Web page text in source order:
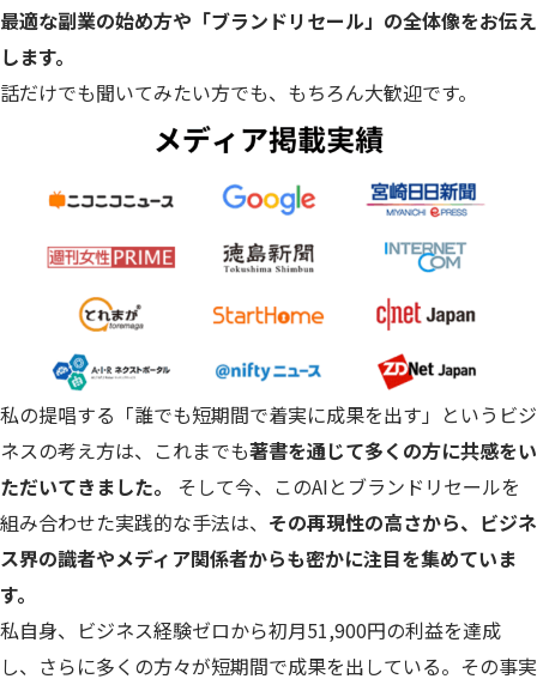
最適な副業の始め方や「ブランドリセール」の全体像をお伝え
します。
話だけでも聞いてみたい方でも、もちろん大歓迎です。
私の提唱する「誰でも短期間で着実に成果を出す」というビジ
ネスの考え方は、これまでも著書を通じて多くの方に共感をい
ただいてきました。
そして今、このAIとブランドリセールを
組み合わせた実践的な手法は、 その再現性の高さから、ビジネ
ス界の識者やメディア関係者からも密かに注目を集めていま
す。
私自身、ビジネス経験ゼロから初月51,900円の利益を達成
し、さらに多くの方々が短期間で成果を出している。その事実